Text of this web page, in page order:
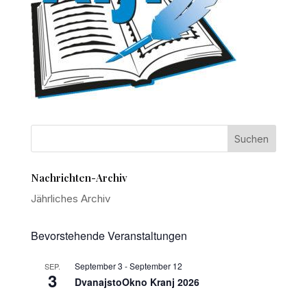
Nachrichten-Archiv
Jährliches Archiv
Bevorstehende Veranstaltungen
SEP.
3
September 3 -September 12
DvanajstoOkno Kranj 2026